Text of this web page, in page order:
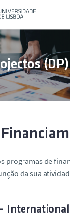
(DP)
programas de
da sua
International